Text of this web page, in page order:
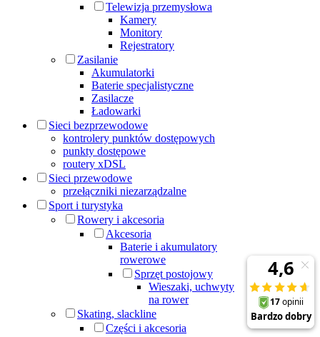
Telewizja przemysłowa
Kamery
Monitory
Rejestratory
Zasilanie
Akumulatorki
Baterie specjalistyczne
Zasilacze
Ładowarki
Sieci bezprzewodowe
kontrolery punktów dostępowych
punkty dostępowe
routery xDSL
Sieci przewodowe
przełączniki niezarządzalne
Sport i turystyka
Rowery i akcesoria
Akcesoria
Baterie i akumulatory
rowerowe
Sprzęt postojowy
Wieszaki, uchwyty
na rower
Skating, slackline
Części i akcesoria